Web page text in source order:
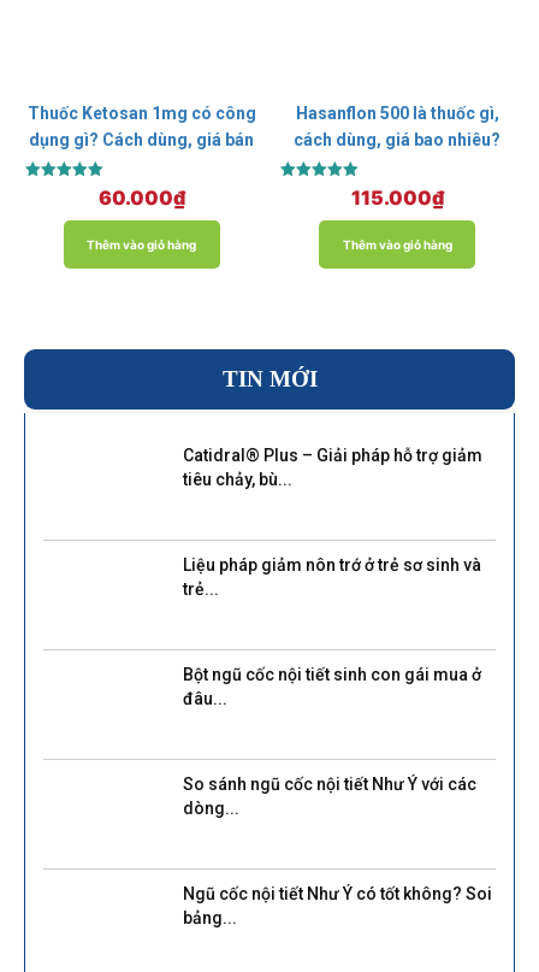
Thuốc Ketosan 1mg có công
dụng gì? Cách dùng, giá bán
5.00
60.000₫
Thêm vào giỏ hàng
Hasanflon 500 là thuốc gì,
cách dùng, giá bao nhiêu?
5.00
115.000₫
Thêm vào giỏ hàng
TIN MỚI
Catidral® Plus – Giải pháp hỗ trợ giảm
tiêu chảy, bù...
Liệu pháp giảm nôn trớ ở trẻ sơ sinh và
trẻ...
Bột ngũ cốc nội tiết sinh con gái mua ở
đâu...
So sánh ngũ cốc nội tiết Như Ý với các
dòng...
Ngũ cốc nội tiết Như Ý có tốt không? Soi
bảng...